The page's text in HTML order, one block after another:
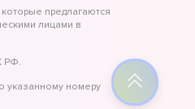
предлагаются
лицами в
РФ.
указанному номеру